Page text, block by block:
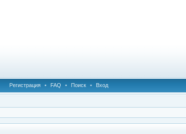
Регистрация • FAQ • Поиск • Вход